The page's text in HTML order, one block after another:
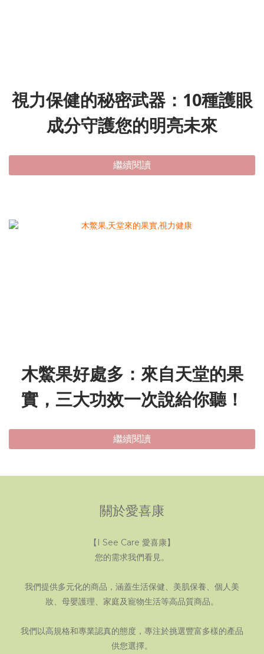
視力保健的秘密武器：10種護眼
成分守護您的明亮未來
繼續閱讀
木鱉果好處多：來自天堂的果
實，三大功效一次說給你聽！
繼續閱讀
關於愛喜康
【I See Care 愛喜康】
您的需求我們看見。
我們提供多元化的商品，涵蓋生活保健、美肌保養、個人美
妝、母嬰護理、家庭及寵物生活等高品質商品。
我們以高規格和專業認真的態度，專注於挑選豐富多樣的產品
供您選擇。